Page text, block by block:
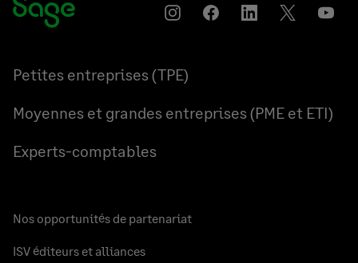
InstagramPartagerPartagerPartager
Petites entreprises (TPE)
Moyennes et grandes entreprises (PME et ETI)
Experts-comptables
Nos opportunités de partenariat
ISV éditeurs et alliances